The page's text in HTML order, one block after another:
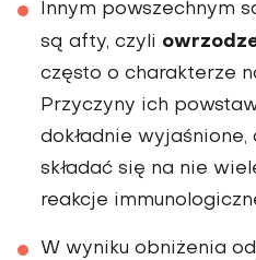
Innym powszechnym
są afty, czyli
często o charakterze
Przyczyny ich
dokładnie
składać się na nie
reakcje
W wyniku obniżenia